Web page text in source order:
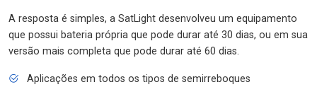
A resposta é simples, a SatLight desenvolveu um equipamento
que possui bateria própria que pode durar até 30 dias, ou em sua
versão mais completa que pode durar até 60 dias.
Aplicações em todos os tipos de semirreboques